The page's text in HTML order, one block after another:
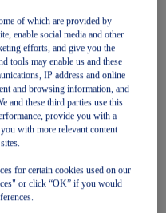
rabatter och mer med
of which are provided by
enable social media and other
efforts, and give you the
tools may enable us and these
IP address and online
and browsing information, and
and these third parties use this
provide you with a
with more relevant content
for certain cookies used on our
or click “OK” if you would